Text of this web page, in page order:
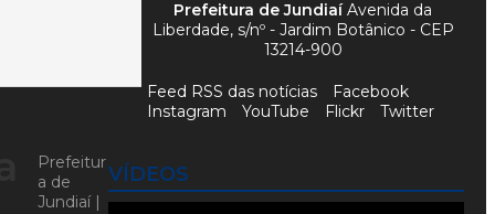
VÍDEOS
Prefeitura de JundiaíAvenida da
Liberdade, s/nº - Jardim Botânico - CEP
13214-900
Feed RSS das notícias
Facebook
Instagram
YouTube Flickr Twitter
Prefeitur
a de
Jundiaí |